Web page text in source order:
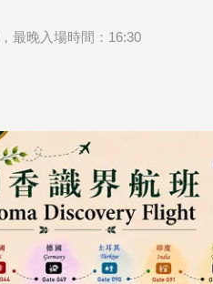
最晚入場時間：16:30